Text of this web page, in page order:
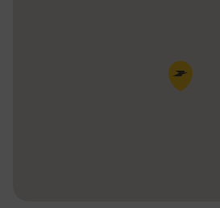
Pin de la carte